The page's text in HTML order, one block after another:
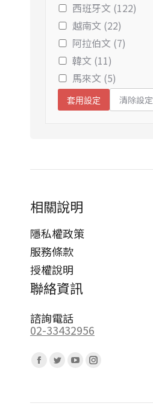
西班牙文 (122)
越南文 (22)
阿拉伯文 (7)
韓文 (11)
馬來文 (5)
套用設定 清除設定
相關說明
隱私權政策
服務條款
授權說明
聯絡資訊
諮詢電話
02-33432956
Facebook
opens
Twitter
opens
YouTube
opens
Instagram
opens